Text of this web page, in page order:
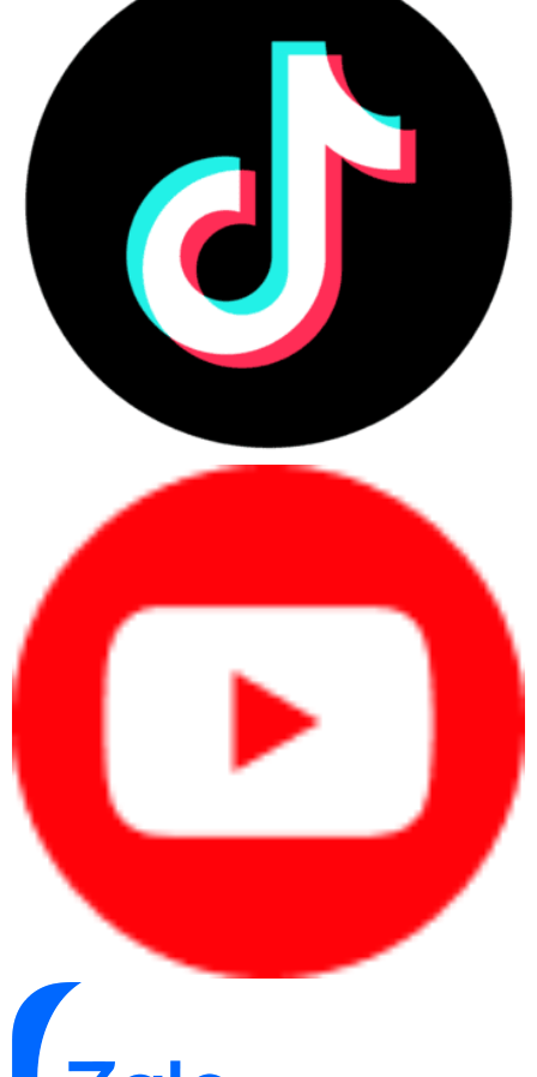
Dell OptiPlex Tower Plus 7010 được trang bị các cổng kết nối từ tiêu
chuẩn cho đến nâng cao
Liên hệ với chúng tôi để nhận báo giá sản phẩm này sớm nhất